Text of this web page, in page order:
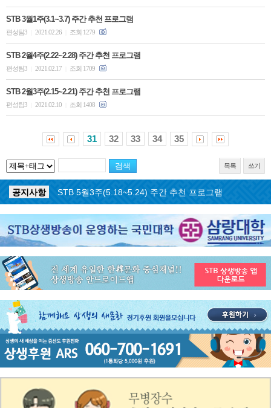
STB 3월1주(3.1~3.7) 주간 추천 프로그램
편성팀3 2021.02.26 조회 1279
STB 2월4주(2.22~2.28) 주간 추천 프로그램
편성팀3 2021.02.17 조회 1709
STB 2월3주(2.15~2.21) 주간 추천 프로그램
편성팀3 2021.02.10 조회 1408
31 32 33 34 35
목록 쓰기
공지사항 ON AIR 서비스 장애 복구 안내
공지사항
STB 5월4주(5.25~5.31) 주간 추천 프로그램
공지사항
STB 5월3주(5.18~5.24) 주간 추천 프로그램
공지사항
STB 4월마지막주(4.27~5.3) 주간 추천 프로그램
STB 4월4주(4.20~4.26) 주간 추천 프로그램
공지사항
STB 4월2주(4.6~4.12) 주간 추천 프로그램
공지사항
STB 4월1주(3.30~4.5) 주간 추천 프로그램
공지사항
STB 3월4주(3.23~3.29) 주간 추천 프로그램